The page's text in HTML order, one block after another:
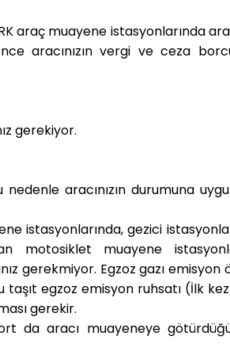
araç muayene istasyonlarında
aracınızın vergi ve ceza
gerekiyor.
aracınızın durumuna
istasyonlarında, gezici
motosiklet muayene
gerekmiyor. Egzoz gazı emisyon
taşıt egzoz emisyon ruhsatı (İlk
gerekir.
da aracı muayeneye